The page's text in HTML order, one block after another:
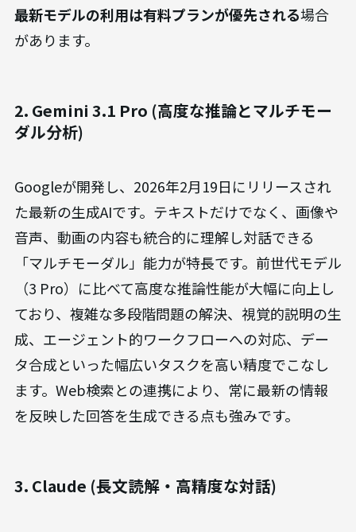
最新モデルの利用は有料プランが優先される場合
があります。
2. Gemini 3.1 Pro (高度な推論とマルチモー
ダル分析)
Googleが開発し、2026年2月19日にリリースされ
た最新の生成AIです。テキストだけでなく、画像や
音声、動画の内容も統合的に理解し対話できる
「マルチモーダル」能力が特長です。前世代モデル
（3 Pro）に比べて高度な推論性能が大幅に向上し
ており、複雑な多段階問題の解決、視覚的説明の生
成、エージェント的ワークフローへの対応、デー
タ合成といった幅広いタスクを高い精度でこなし
ます。Web検索との連携により、常に最新の情報
を反映した回答を生成できる点も強みです。
3. Claude (長文読解・高精度な対話)